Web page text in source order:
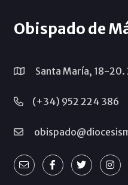
Obispado de
Santa María, 18-20.
(+34) 952 224 386